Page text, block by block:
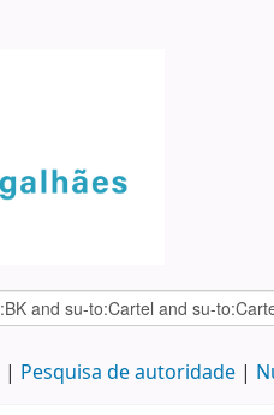
Pesquisa de autoridade